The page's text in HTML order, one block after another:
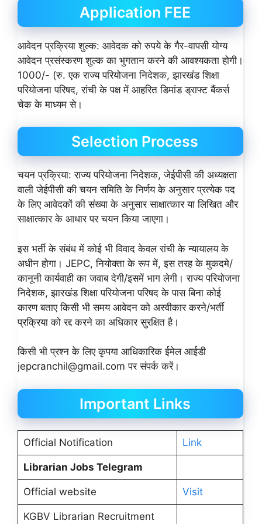
Application FEE
आवेदन प्रक्रिया शुल्क: आवेदक को रुपये के गैर-वापसी योग्य
आवेदन प्रसंस्करण शुल्क का भुगतान करने की आवश्यकता होगी।
1000/- (रु. एक राज्य परियोजना निदेशक, झारखंड शिक्षा
परियोजना परिषद, रांची के पक्ष में आहरित डिमांड ड्राफ्ट बैंकर्स
चेक के माध्यम से।
Selection Process
चयन प्रक्रिया: राज्य परियोजना निदेशक, जेईपीसी की अध्यक्षता
वाली जेईपीसी की चयन समिति के निर्णय के अनुसार प्रत्येक पद
के लिए आवेदकों की संख्या के अनुसार साक्षात्कार या लिखित और
साक्षात्कार के आधार पर चयन किया जाएगा।
इस भर्ती के संबंध में कोई भी विवाद केवल रांची के न्यायालय के
अधीन होगा। JEPC, नियोक्ता के रूप में, इस तरह के मुकदमे/
कानूनी कार्यवाही का जवाब देगी/इसमें भाग लेगी। राज्य परियोजना
निदेशक, झारखंड शिक्षा परियोजना परिषद के पास बिना कोई
कारण बताए किसी भी समय आवेदन को अस्वीकार करने/भर्ती
प्रक्रिया को रद्द करने का अधिकार सुरक्षित है।
किसी भी प्रश्न के लिए कृपया आधिकारिक ईमेल आईडी
jepcranchil@gmail.com पर संपर्क करें।
Important Links
Official Notification Link
Librarian Jobs Telegram
Official website Visit
KGBV Librarian Recruitment